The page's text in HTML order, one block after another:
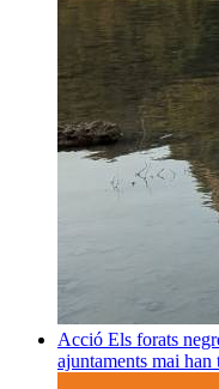
Acció Els forats
ajuntaments mai han